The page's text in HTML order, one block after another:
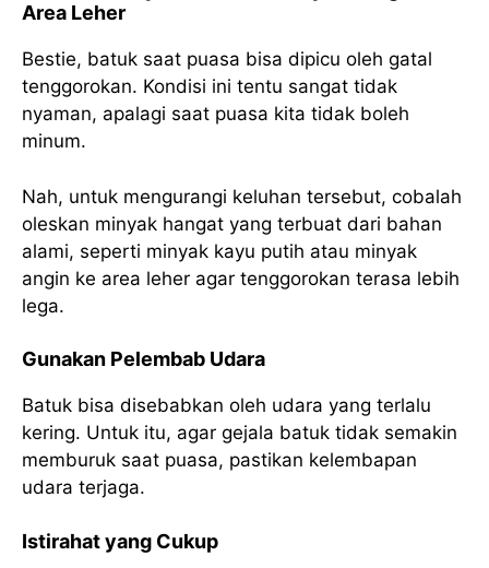
Area Leher
Bestie, batuk saat puasa bisa dipicu oleh gatal
tenggorokan. Kondisi ini tentu sangat tidak
nyaman, apalagi saat puasa kita tidak boleh
minum.
Nah, untuk mengurangi keluhan tersebut, cobalah
oleskan minyak hangat yang terbuat dari bahan
alami, seperti minyak kayu putih atau minyak
angin ke area leher agar tenggorokan terasa lebih
lega.
Gunakan Pelembab Udara
Batuk bisa disebabkan oleh udara yang terlalu
kering. Untuk itu, agar gejala batuk tidak semakin
memburuk saat puasa, pastikan kelembapan
udara terjaga.
Istirahat yang Cukup